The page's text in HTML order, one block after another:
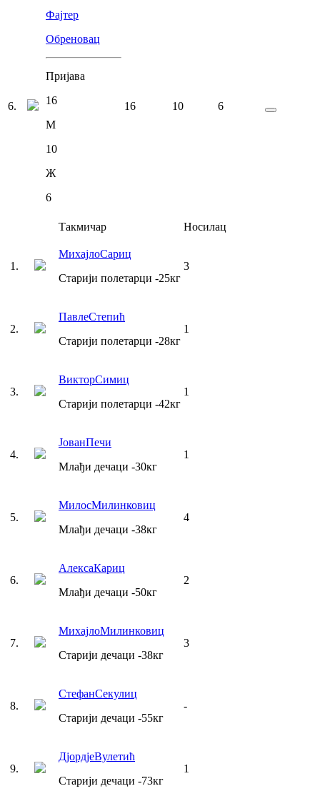
6.
Фајтер
Обреновац
Пријава
16
М
10
Ж
6
16 10 6
Такмичар Носилац
1 .
МихајлоСариц
Старији полетарци -25кг
3
2.
ПавлеСтепић
Старији полетарци -28кг
1
3.
ВикторСимиц
Старији полетарци -42кг
1
4.
ЈованПечи
Млађи дечаци -30кг
1
5.
МилосМилинковиц
Млађи дечаци -38кг
4
6.
АлексаКариц
Млађи дечаци -50кг
2
7.
МихајлоМилинковиц
Старији дечаци -38кг
3
8.
СтефанСекулиц
Старији дечаци -55кг
-
9.
ДјордјеВулетић
Старији дечаци -73кг
1